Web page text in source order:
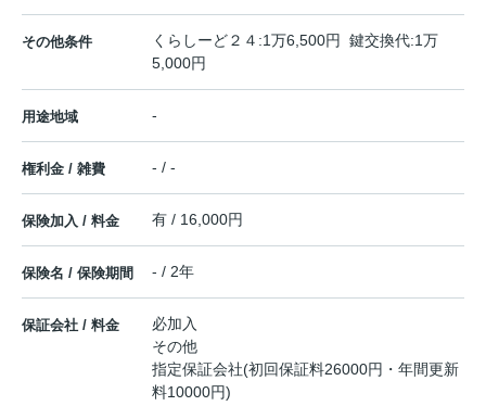
その他条件
くらしーど２４:1万6,500円 鍵交換代:1万
5,000円
用途地域 -
権利金 / 雑費 - / -
保険加入 / 料金 有 / 16,000円
保険名 / 保険期間 - / 2年
保証会社 / 料金
必加入
その他
指定保証会社(初回保証料26000円・年間更新
料10000円)